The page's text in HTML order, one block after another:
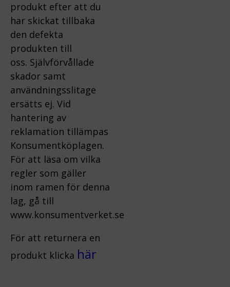
produkt efter att du
har skickat tillbaka
den defekta
produkten till
oss. Självförvållade
skador samt
användningsslitage
ersätts ej. Vid
hantering av
reklamation tillämpas
Konsumentköplagen.
För att läsa om vilka
regler som gäller
inom ramen för denna
lag, gå till
www.konsumentverket.se
För att returnera en
produkt klicka här